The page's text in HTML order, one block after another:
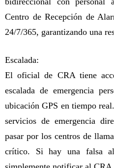
Centro de Recepción de
24/7/365, garantizando una
Escalada:
El oficial de CRA tiene
escalada de emergencia
ubicación GPS en tiempo
servicios de emergencia
pasar por los centros de
crítico. Si hay una falsa